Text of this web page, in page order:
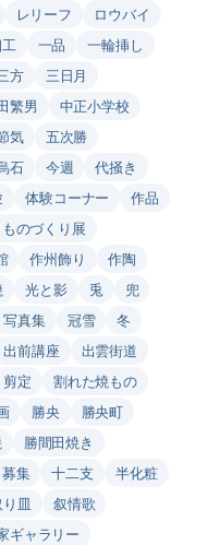
レリーフ
ロウバイ
一品
一輪挿し
方
三日月
繁男
中正小学校
気
五次勝
石 今週
代掻き
体験コーナー
作品
のづくり展
作州飾り
作陶
光と影 兎
兜
写真集 冠雪
冬
出前講座
出雲街道
剪定
割れた焼もの
勝央
勝央町
勝間田焼き
募集 十二支
半化粧
皿
叙情歌
ギャラリー